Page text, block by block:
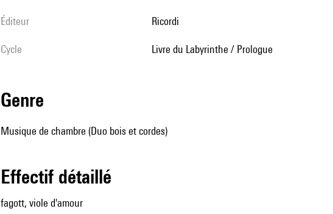
éditeur Ricordi
Cycle Livre du Labyrinthe / Prologue
genre
Musique de chambre (Duo bois et cordes)
effectif détaillé
fagott, viole d'amour